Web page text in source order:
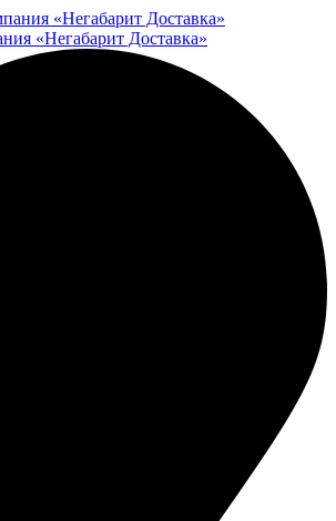
«Негабарит Доставка»